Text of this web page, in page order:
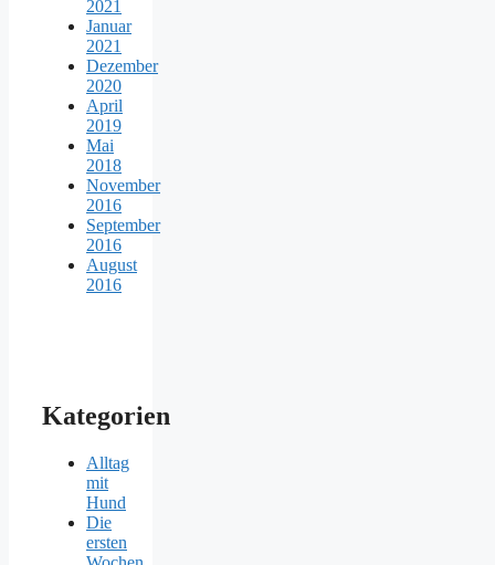
2021
Januar
2021
Dezember
2020
April
2019
Mai
2018
November
2016
September
2016
August
2016
Kategorien
Alltag
mit
Hund
Die
ersten